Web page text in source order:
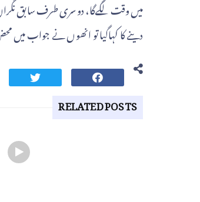
میں وقت لگےگا، دوسری طرف سابق نگران
دینے کا کہاگیا تو انھوں نے جواب میں
RELATED POSTS